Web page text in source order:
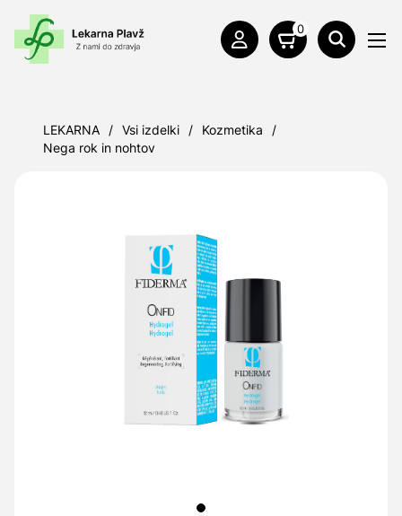
0
LEKARNA / Vsi izdelki / Kozmetika
/
Nega rok in nohtov